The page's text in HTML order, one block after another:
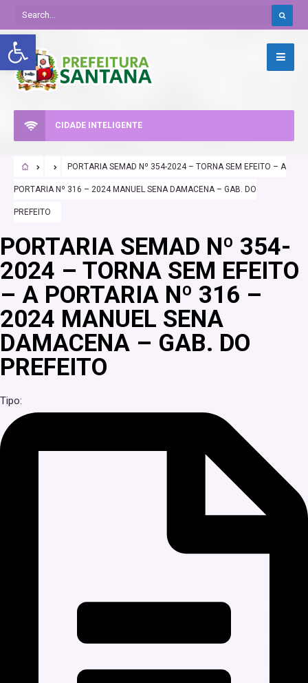
Abrir a barra de ferramentas
CIDADE INTELIGENTE
PORTARIA SEMAD Nº 354-2024 – TORNA SEM EFEITO – A
PORTARIA Nº 316 – 2024 MANUEL SENA DAMACENA – GAB. DO
PREFEITO
PORTARIA SEMAD Nº 354-
2024 – TORNA SEM EFEITO
– A PORTARIA Nº 316 –
2024 MANUEL SENA
DAMACENA – GAB. DO
PREFEITO
Tipo: